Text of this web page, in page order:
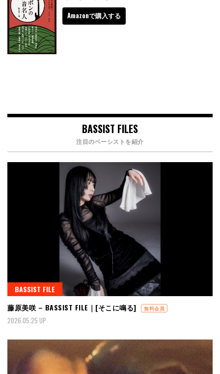
Amazonで購入する
BASSIST FILES
注目のベーシストを紹介
BASSIST FILE
藤原美咲 – BASSIST FILE｜[そこに鳴る]
無料会員
2026.05.25 UP